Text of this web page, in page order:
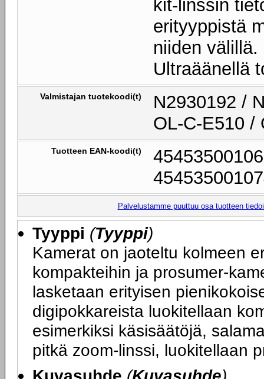
kit-linssin
erityyppistä
niiden
Ultraäänellä
Valmistajan tuotekoodi(t)
N2930192 /
OL-C-E510 /
Tuotteen EAN-koodi(t)
Palvelustamme puuttuu osa tuotteen
Tyyppi (Tyyppi)
Kamerat on jaoteltu kolmeen
kompakteihin ja prosumer-
lasketaan erityisen
digipokkareista luokitellaan
esimerkiksi käsisäätöjä,
pitkä zoom-linssi, luokitellaan